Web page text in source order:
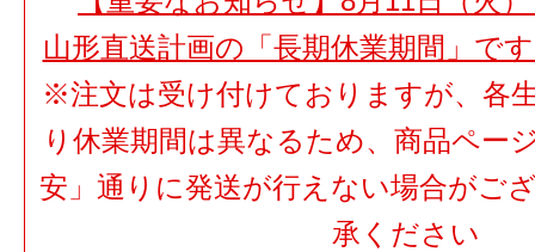
山形直送計画の「長期休業期間」で
※注文は受け付けておりますが、各
り休業期間は異なるため、商品ペー
安」通りに発送が行えない場合がご
承ください